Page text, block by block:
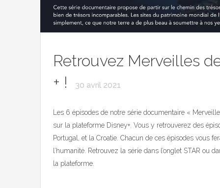
Retrouvez Merveilles
+ !
30 avril 2021
Les 6 épisodes de notre série documentaire «
sur la plateforme Disney+. Vous y retrouverez des
Portugal, et la Croatie. Chacun de ces épisodes vous
l’humanité. Retrouvez la série dans l’onglet STAR ou
la plateforme.